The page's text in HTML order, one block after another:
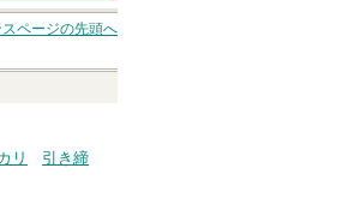
ピングサイト
へ
ページの先頭へ
リ
引き締